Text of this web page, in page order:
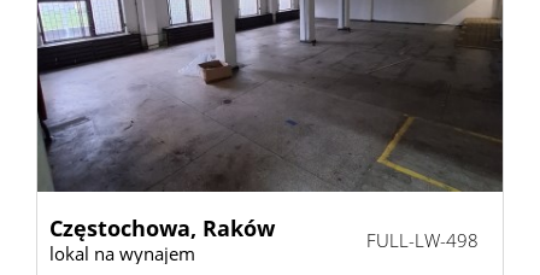
Częstochowa, Raków
lokal na wynajem
FULL-LW-498